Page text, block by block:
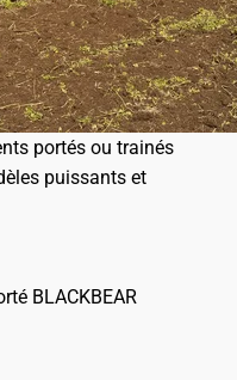
portés ou trainés
puissants et
BLACKBEAR